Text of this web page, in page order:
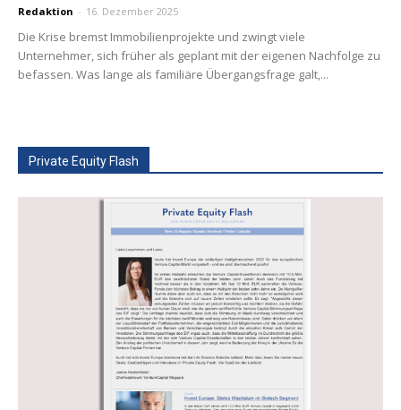
Redaktion - 16. Dezember 2025
Die Krise bremst Immobilienprojekte und zwingt viele
Unternehmer, sich früher als geplant mit der eigenen Nachfolge zu
befassen. Was lange als familiäre Übergangsfrage galt,...
Private Equity Flash